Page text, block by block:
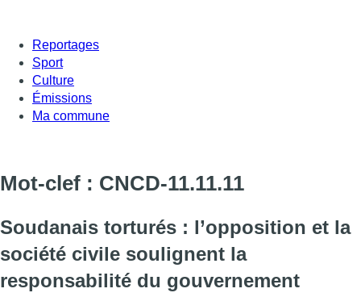
Reportages
Sport
Culture
Émissions
Ma commune
Mot-clef : CNCD-11.11.11
Soudanais torturés : l’opposition et la
société civile soulignent la
responsabilité du gouvernement